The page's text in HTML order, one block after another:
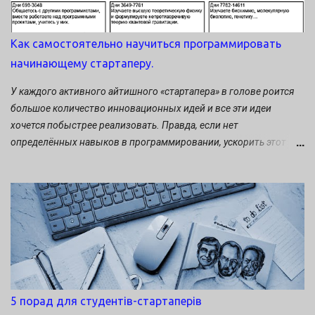
Как самостоятельно научиться программировать
начинающему стартаперу.
У каждого активного айтишного «стартапера» в голове роится
большое количество инновационных идей и все эти идеи
хочется побыстрее реализовать. Правда, если нет
определённых навыков в программировании, ускорить этот
стартапа, либо научится программировать самому. Какое
решение принять? Давайте прислушаемся к советам
«аксакалов». Советы специалиста по диджитал – маркетингу
Виктора Бабичева. Те, кто думает, что научившись
программировать, быстрее справятся со своими проблемами –
ошибаются. Просто многие путают понятия «быстрее» и
«экономичнее». И если вам кажется, что хорошего
программиста сложно найти, то, скорее всего, проблема
5 порад для студентів-стартаперів